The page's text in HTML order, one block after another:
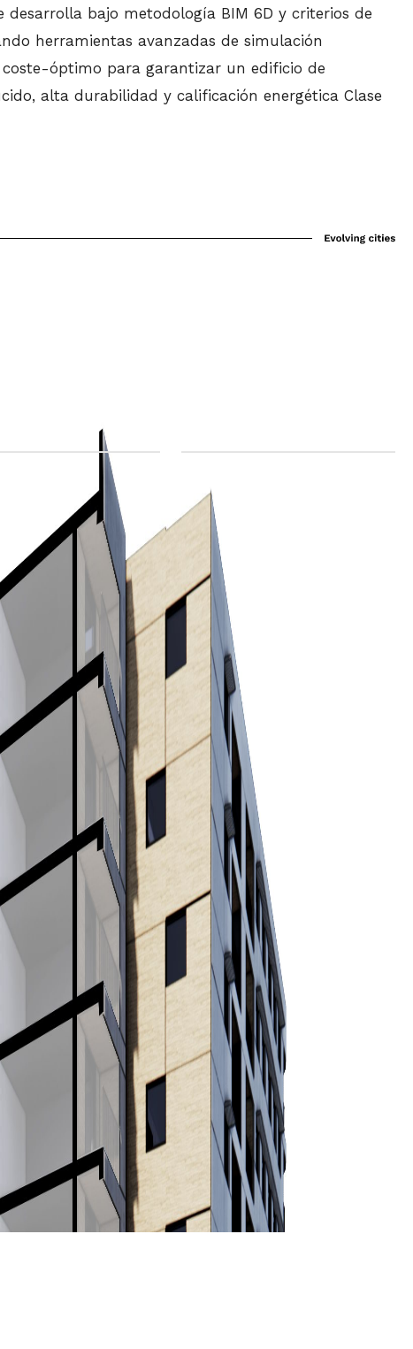
desarrolla bajo metodología BIM 6D y criterios de
herramientas avanzadas de simulación
coste-óptimo para garantizar un edificio de
alta durabilidad y calificación energética Clase
RESIDENTIAL